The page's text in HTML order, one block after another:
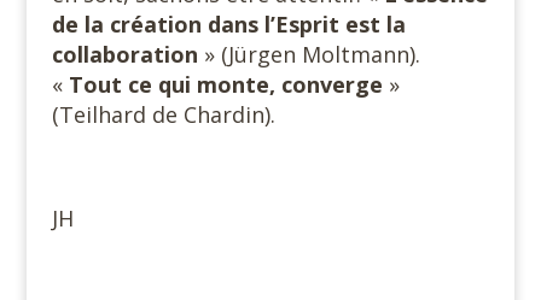
de la création dans l’Esprit est la
collaboration » (Jürgen Moltmann).
« Tout ce qui monte, converge »
(Teilhard de Chardin).
JH